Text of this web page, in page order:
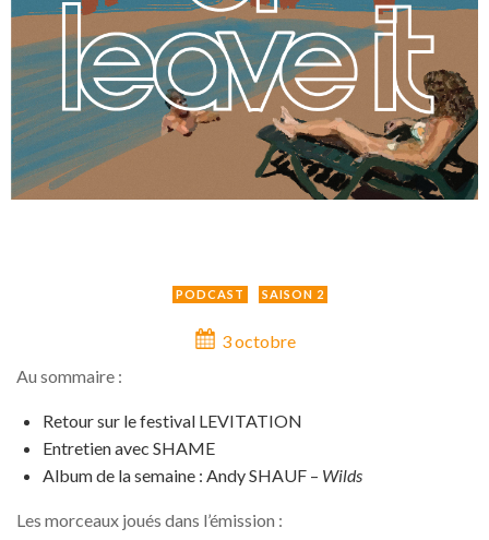
PODCAST SAISON 2
3 octobre
Au sommaire :
Retour sur le festival LEVITATION
Entretien avec SHAME
Album de la semaine : Andy SHAUF – Wilds
Les morceaux joués dans l’émission :